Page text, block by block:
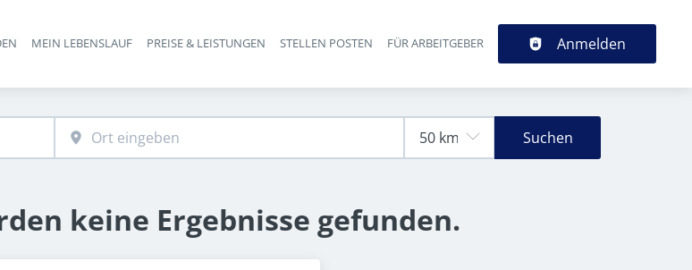
Haupt-Navigation
MEIN LEBENSLAUF PREISE & LEISTUNGEN STELLEN POSTEN FÜR ARBEITGEBER Anmelden
Suchen
keine Ergebnisse gefunden.